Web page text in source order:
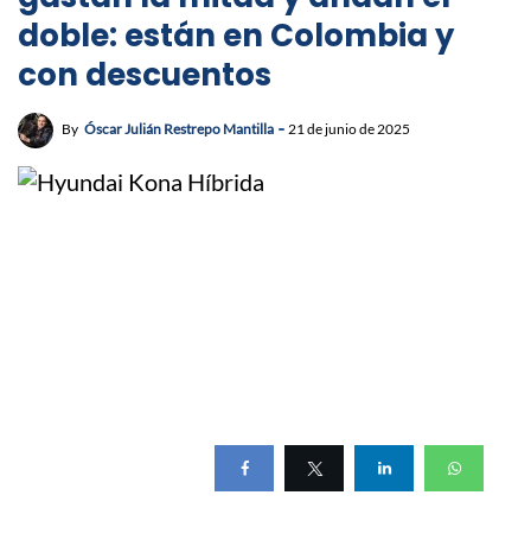
doble: están en Colombia y
con descuentos
By Óscar Julián Restrepo Mantilla 21 de junio de 2025